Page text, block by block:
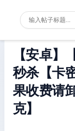
【安卓】
秒杀【卡
果收费请
克】